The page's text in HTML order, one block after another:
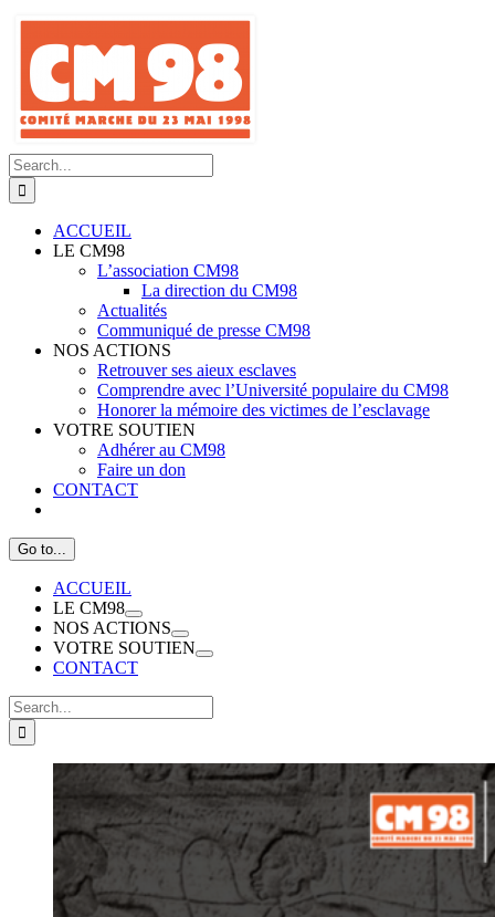
Skip
content
Search
for:
ACCUEIL
LE CM98
L’association CM98
La direction du CM98
Actualités
Communiqué de presse CM98
NOS ACTIONS
Retrouver ses aieux esclaves
Comprendre avec l’Université populaire du CM98
Honorer la mémoire des victimes de l’esclavage
VOTRE SOUTIEN
Adhérer au CM98
Faire un don
CONTACT
Go to...
ACCUEIL
LE CM98
NOS ACTIONS
VOTRE SOUTIEN
CONTACT
Search
for:
View
Larger
Image